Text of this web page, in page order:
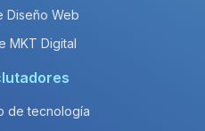
Diseño Web
MKT Digital
de tecnología